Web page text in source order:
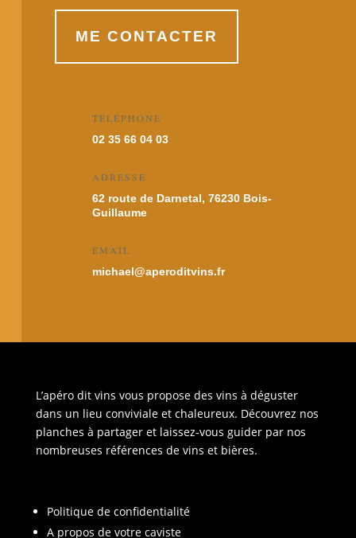
ME CONTACTER
TÉLÉPHONE
02 35 66 04 03
ADRESSE
62 route de Darnetal, 76230 Bois-
Guillaume
EMAIL
michael@aperoditvins.fr
L’apéro dit vins vous propose des vins à déguster
dans un lieu conviviale et chaleureux. Découvrez nos
planches à partager et laissez-vous guider par nos
nombreuses références de vins et bières.
Politique de confidentialité
A propos de votre caviste